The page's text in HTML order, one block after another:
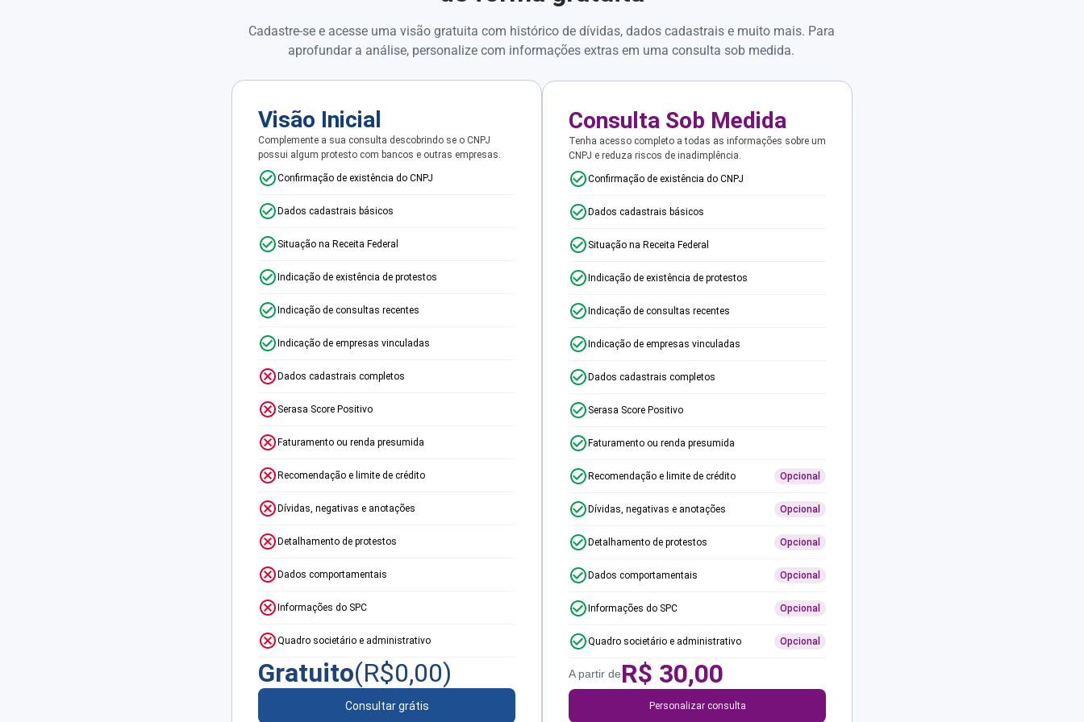
Cadastre-se e acesse uma visão gratuita com histórico de dívidas, dados cadastrais e muito mais. Para
aprofundar a análise, personalize com informações extras em uma consulta sob medida.
Visão Inicial
Complemente a sua consulta descobrindo se o CNPJ
possui algum protesto com bancos e outras empresas.
Confirmação de existência do CNPJ
Dados cadastrais básicos
Situação na Receita Federal
Indicação de existência de protestos
Indicação de consultas recentes
Indicação de empresas vinculadas
Dados cadastrais completos
Serasa Score Positivo
Faturamento ou renda presumida
Recomendação e limite de crédito
Dívidas, negativas e anotações
Detalhamento de protestos
Dados comportamentais
Informações do SPC
Quadro societário e administrativo
Gratuito(R$0,00)
Consultar grátis
Consulta Sob Medida
Tenha acesso completo a todas as informações sobre um
CNPJ e reduza riscos de inadimplência.
Confirmação de existência do CNPJ
Dados cadastrais básicos
Situação na Receita Federal
Indicação de existência de protestos
Indicação de consultas recentes
Indicação de empresas vinculadas
Dados cadastrais completos
Serasa Score Positivo
Faturamento ou renda presumida
Recomendação e limite de crédito Opcional
Dívidas, negativas e anotações Opcional
Detalhamento de protestos Opcional
Dados comportamentais Opcional
Informações do SPC Opcional
Quadro societário e administrativo Opcional
A partir deR$ 30,00
Personalizar consulta